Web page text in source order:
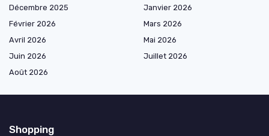
Décembre 2025
Janvier 2026
Février 2026
Mars 2026
Avril 2026
Mai 2026
Juin 2026
Juillet 2026
Août 2026
Shopping